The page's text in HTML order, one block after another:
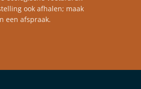
ook afhalen; maak
een afspraak.